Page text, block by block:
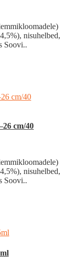
nisuhelbed,
Soovi..
cm/40
nisuhelbed,
Soovi..